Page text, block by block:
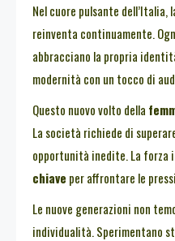
Nel cuore pulsante dell’Italia,
reinventa continuamente.
abbracciano la propria
modernità con un tocco di
Questo nuovo volto della
La società richiede di
opportunità inedite. La forza
chiave per affrontare le
Le nuove generazioni non
individualità. Sperimentano